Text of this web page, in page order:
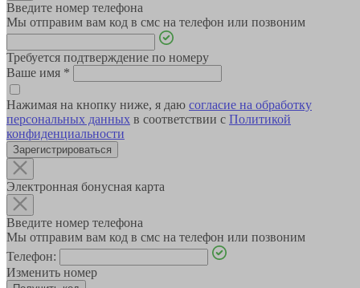
Введите номер телефона
Мы отправим вам код в смс на телефон или позвоним
Требуется подтверждение по номеру
Ваше имя *
Нажимая на кнопку ниже, я даю согласие на обработку
персональных данных в соответствии с Политикой
конфиденциальности
Зарегистрироваться
Электронная бонусная карта
Введите номер телефона
Мы отправим вам код в смс на телефон или позвоним
Телефон:
Изменить номер